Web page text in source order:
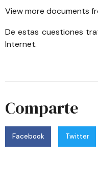
View more documents
De estas cuestiones
Internet.
Comparte
Facebook Twitter